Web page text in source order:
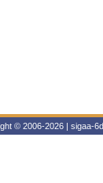
© 2006-2026 | sigaa-